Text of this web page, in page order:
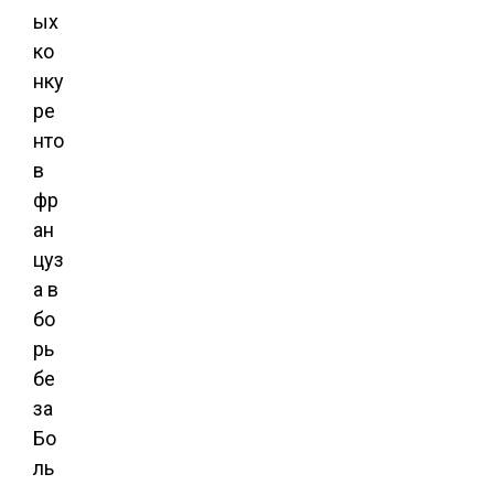
ых
ко
нку
ре
нто
в
фр
ан
цуз
а в
бо
рь
бе
за
Бо
ль